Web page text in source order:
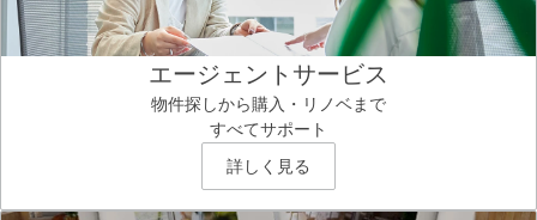
エージェントサービス
物件探しから購入・リノベまで
すべてサポート
詳しく見る